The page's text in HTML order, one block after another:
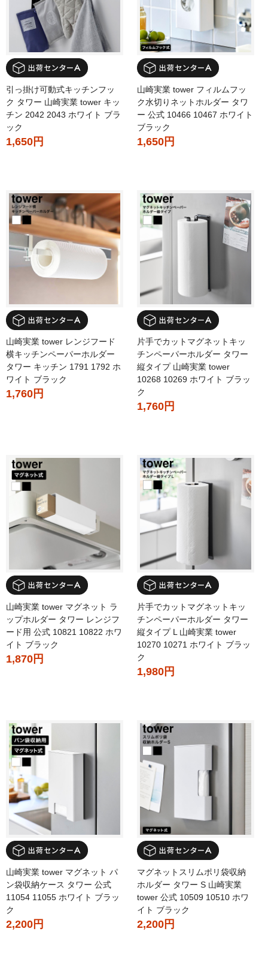
引っ掛け可動式キッチンフッ
ク タワー 山崎実業 tower キッ
チン 2042 2043 ホワイト ブラ
ック
1,650円
山崎実業 tower フィルムフッ
ク水切りネットホルダー タワ
ー 公式 10466 10467 ホワイト
ブラック
1,650円
山崎実業 tower レンジフード
横キッチンペーパーホルダー
タワー キッチン 1791 1792 ホ
ワイト ブラック
1,760円
片手でカットマグネットキッ
チンペーパーホルダー タワー
縦タイプ 山崎実業 tower
10268 10269 ホワイト ブラッ
ク
1,760円
山崎実業 tower マグネット ラ
ップホルダー タワー レンジフ
ード用 公式 10821 10822 ホワ
イト ブラック
1,870円
片手でカットマグネットキッ
チンペーパーホルダー タワー
縦タイプ L 山崎実業 tower
10270 10271 ホワイト ブラッ
ク
1,980円
山崎実業 tower マグネット パ
ン袋収納ケース タワー 公式
11054 11055 ホワイト ブラッ
ク
2,200円
マグネットスリムポリ袋収納
ホルダー タワー S 山崎実業
tower 公式 10509 10510 ホワ
イト ブラック
2,200円